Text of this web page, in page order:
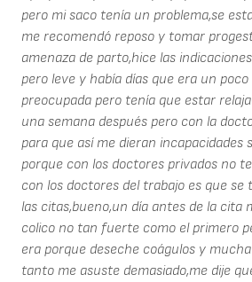
pero mi saco tenía un problema,se
me recomendó reposo y tomar
amenaza de parto,hice las
pero leve y había días que era un
preocupada pero tenía que estar
una semana después pero con la
para que así me dieran incapacidades
porque con los doctores privados no
con los doctores del trabajo es que
las citas,bueno,un día antes de la cita
colico no tan fuerte como el primero
era porque deseche coágulos y
tanto me asuste demasiado,me dije